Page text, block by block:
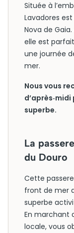
Située à
Lavadores est
Nova de
elle est
une journée
mer.
Nous vous
superbe.
La
du Douro
Cette
front de mer
superbe
En marchant
locale, vous